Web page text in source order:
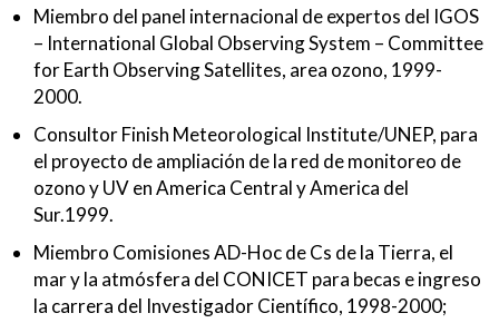
Miembro del panel internacional de expertos del IGOS
– International Global Observing System – Committee
for Earth Observing Satellites, area ozono, 1999-
2000.
Consultor Finish Meteorological Institute/UNEP, para
el proyecto de ampliación de la red de monitoreo de
ozono y UV en America Central y America del
Sur.1999.
Miembro Comisiones AD-Hoc de Cs de la Tierra, el
mar y la atmósfera del CONICET para becas e ingreso
la carrera del Investigador Científico, 1998-2000;